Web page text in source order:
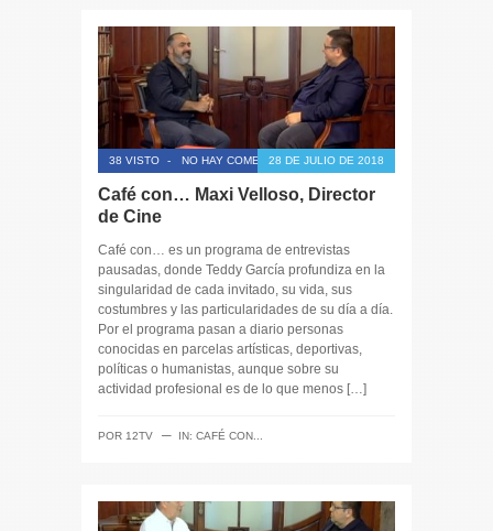
38 VISTO - NO HAY COMENTARIOS28 DE JULIO DE 2018
Café con… Maxi Velloso, Director
de Cine
Café con… es un programa de entrevistas
pausadas, donde Teddy García profundiza en la
singularidad de cada invitado, su vida, sus
costumbres y las particularidades de su día a día.
Por el programa pasan a diario personas
conocidas en parcelas artísticas, deportivas,
políticas o humanistas, aunque sobre su
actividad profesional es de lo que menos […]
POR 12TV ─ IN: CAFÉ CON...